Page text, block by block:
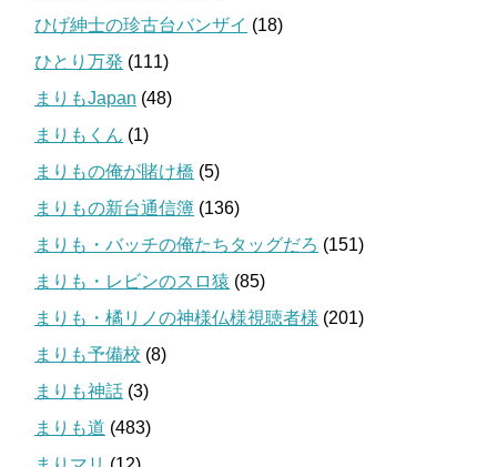
ひげ紳士の珍古台バンザイ (18)
ひとり万発 (111)
まりもJapan (48)
まりもくん (1)
まりもの俺が賭け橋 (5)
まりもの新台通信簿 (136)
まりも・バッチの俺たちタッグだろ (151)
まりも・レビンのスロ猿 (85)
まりも・橘リノの神様仏様視聴者様 (201)
まりも予備校 (8)
まりも神話 (3)
まりも道 (483)